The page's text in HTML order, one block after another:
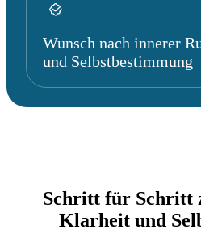
Wunsch nach innerer
und Selbstbestimmung
Schritt für Schritt
Klarheit und